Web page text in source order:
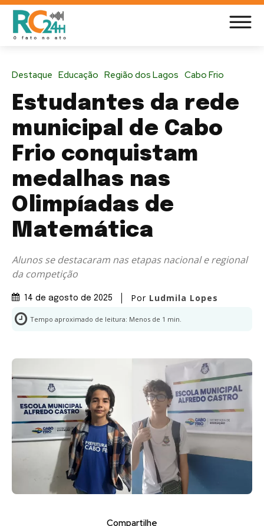
Destaque Educação Região dos Lagos Cabo Frio
Estudantes da rede
municipal de Cabo
Frio conquistam
medalhas nas
Olimpíadas de
Matemática
Alunos se destacaram nas etapas nacional e regional
da competição
14 de agosto de 2025 Por Ludmila Lopes
Tempo aproximado de leitura: Menos de 1 min.
Compartilhe